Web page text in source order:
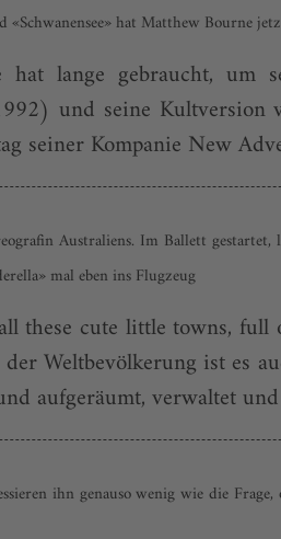
«Schwanensee» hat Matthew Bourne
lange gebraucht, um
und seine
seiner Kompanie New
Australiens. Im Ballett
mal eben ins Flugzeug
these cute little towns,
Weltbevölkerung ist es
aufgeräumt, verwaltet
ihn genauso wenig wie die